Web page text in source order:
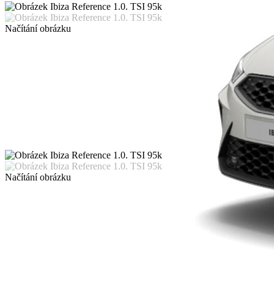
Načítání obrázku
Načítání obrázku